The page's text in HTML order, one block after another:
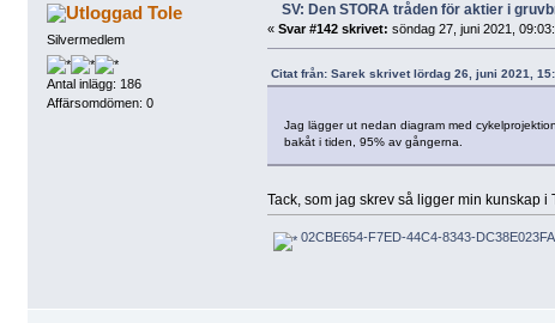
Tole
Silvermedlem
Antal inlägg: 186
Affärsomdömen: 0
SV: Den STORA tråden för aktier i
« Svar #142 skrivet: söndag 27, juni 2021,
Citat från: Sarek skrivet lördag 26, juni 2021,
Jag lägger ut nedan diagram med
bakåt i tiden, 95% av gångerna.
Tack, som jag skrev så ligger min kunskap
02CBE654-F7ED-44C4-8343-